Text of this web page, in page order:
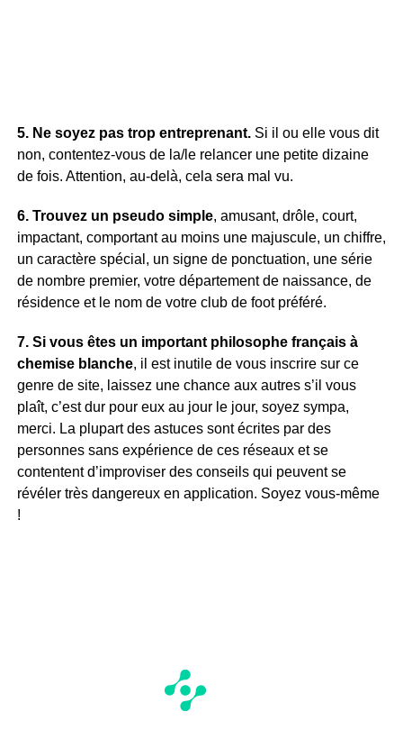
5. Ne soyez pas trop entreprenant.Si il ou elle vous dit
non, contentez-vous de la/le relancer une petite dizaine
de fois. Attention, au-delà, cela sera mal vu.
6. Trouvez un pseudo simple, amusant, drôle, court,
impactant, comportant au moins une majuscule, un chiffre,
un caractère spécial, un signe de ponctuation, une série
de nombre premier, votre département de naissance, de
résidence et le nom de votre club de foot préféré.
7. Si vous êtes un important philosophe français à
chemise blanche, il est inutile de vous inscrire sur ce
genre de site, laissez une chance aux autres s’il vous
plaît, c’est dur pour eux au jour le jour, soyez sympa,
merci. La plupart des astuces sont écrites par des
personnes sans expérience de ces réseaux et se
contentent d’improviser des conseils qui peuvent se
révéler très dangereux en application. Soyez vous-même
!